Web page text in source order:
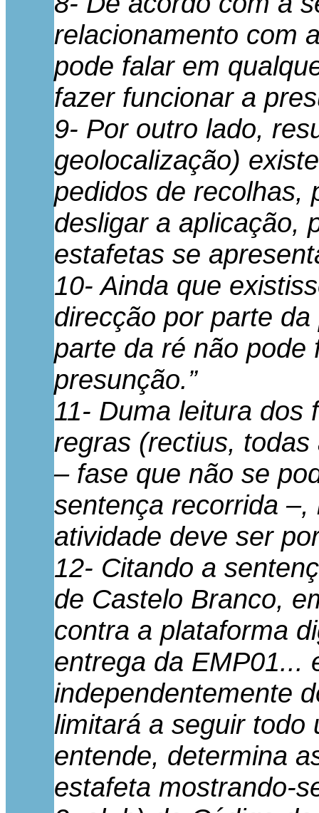
relacionamento com
pode falar em
fazer funcionar a
9- Por outro lado,
geolocalização)
pedidos de recolhas,
desligar a aplicação,
estafetas se
10- Ainda que
direcção por parte
parte da ré não pode
presunção.”
11- Duma leitura dos
regras (rectius,
– fase que não se
sentença recorrida
atividade deve ser
12- Citando a
de Castelo Branco,
contra a plataforma
entrega da EMP01...
independentemente
limitará a seguir todo
entende, determina
estafeta mostrando-